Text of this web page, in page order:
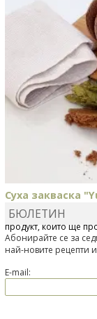
Суха закваска
Отскоро Лесафр
продукт, който ще
БЮЛЕТИН
Абонирайте се за
най-новите рецепти
E-mail: